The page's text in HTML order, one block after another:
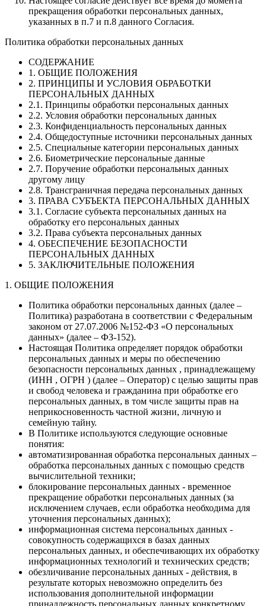
прекращения обработки персональных данных,
указанных в п.7 и п.8 данного Согласия.
Политика обработки персональных данных
СОДЕРЖАНИЕ
1. ОБЩИЕ ПОЛОЖЕНИЯ
2. ПРИНЦИПЫ И УСЛОВИЯ ОБРАБОТКИ
ПЕРСОНАЛЬНЫХ ДАННЫХ
2.1. Принципы обработки персональных данных
2.2. Условия обработки персональных данных
2.3. Конфиденциальность персональных данных
2.4. Общедоступные источники персональных данных
2.5. Специальные категории персональных данных
2.6. Биометрические персональные данные
2.7. Поручение обработки персональных данных
другому лицу
2.8. Трансграничная передача персональных данных
3. ПРАВА СУБЪЕКТА ПЕРСОНАЛЬНЫХ ДАННЫХ
3.1. Согласие субъекта персональных данных на
обработку его персональных данных
3.2. Права субъекта персональных данных
4. ОБЕСПЕЧЕНИЕ БЕЗОПАСНОСТИ
ПЕРСОНАЛЬНЫХ ДАННЫХ
5. ЗАКЛЮЧИТЕЛЬНЫЕ ПОЛОЖЕНИЯ
1. ОБЩИЕ ПОЛОЖЕНИЯ
Политика обработки персональных данных (далее –
Политика) разработана в соответствии с Федеральным
законом от 27.07.2006 №152-ФЗ «О персональных
данных» (далее – ФЗ-152).
Настоящая Политика определяет порядок обработки
персональных данных и меры по обеспечению
безопасности персональных данных , принадлежащему
(ИНН , ОГРН ) (далее – Оператор) с целью защиты прав
и свобод человека и гражданина при обработке его
персональных данных, в том числе защиты прав на
неприкосновенность частной жизни, личную и
семейную тайну.
В Политике используются следующие основные
понятия:
автоматизированная обработка персональных данных –
обработка персональных данных с помощью средств
вычислительной техники;
блокирование персональных данных - временное
прекращение обработки персональных данных (за
исключением случаев, если обработка необходима для
уточнения персональных данных);
информационная система персональных данных -
совокупность содержащихся в базах данных
персональных данных, и обеспечивающих их обработку
информационных технологий и технических средств;
обезличивание персональных данных - действия, в
результате которых невозможно определить без
использования дополнительной информации
принадлежность персональных данных конкретному